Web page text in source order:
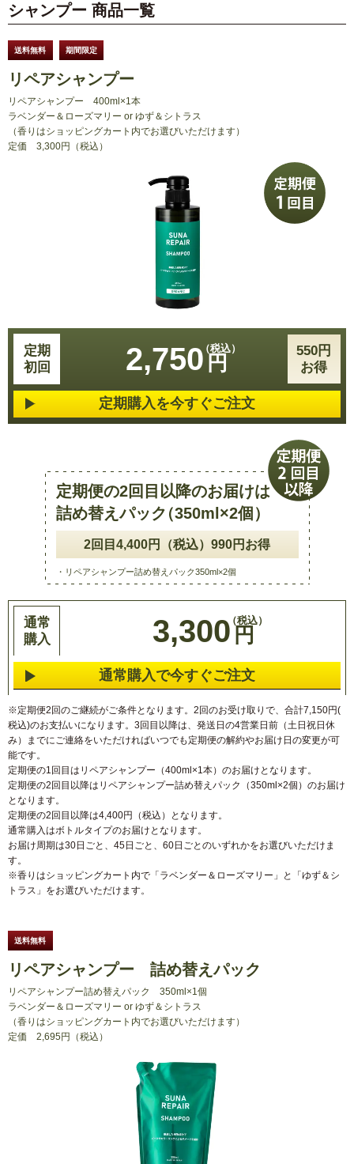
シャンプー 商品一覧
リペアシャンプー
リペアシャンプー
400ml×1本
ラベンダー＆ローズマリー or ゆず＆シトラス
（香りはショッピングカート内でお選びいただけます）
定価
3,300円（税込）
送料無料 期間限定
定期
初回
2,750 円
550円
お得
定期購入を今すぐご注文
定期便の2回目以降のお届けは
詰め替えパック（350ml×2個）
2回目4,400円（税込）990円お得
・リペアシャンプー詰め替えパック350ml×2個
通常
購入
3,300 円
通常購入で今すぐご注文
※定期便2回のご継続がご条件となります。2回のお受け取りで、合計7,150円(
税込)のお支払いになります。3回目以降は、発送日の4営業日前（土日祝日休
み）までにご連絡をいただければいつでも定期便の解約やお届け日の変更が可
能です。
定期便の1回目はリペアシャンプー（400ml×1本）のお届けとなります。
定期便の2回目以降はリペアシャンプー詰め替えパック（350ml×2個）のお届け
となります。
定期便の2回目以降は4,400円（税込）となります。
通常購入はボトルタイプのお届けとなります。
お届け周期は30日ごと、45日ごと、60日ごとのいずれかをお選びいただけま
す。
※香りはショッピングカート内で「ラベンダー＆ローズマリー」と「ゆず＆シ
トラス」をお選びいただけます。
リペアシャンプー 詰め替えパック
リペアシャンプー詰め替えパック
350ml×1個
ラベンダー＆ローズマリー or ゆず＆シトラス
（香りはショッピングカート内でお選びいただけます）
定価
2,695円（税込）
送料無料